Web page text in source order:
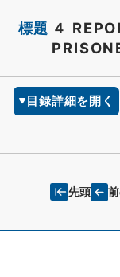
標題 ４
目録詳細を開く
先頭